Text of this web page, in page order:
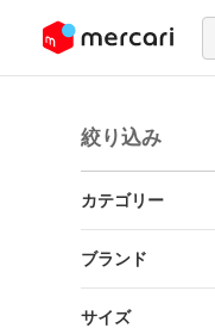
ツにスキップ
絞り込み
カテゴリー
ブランド
サイズ